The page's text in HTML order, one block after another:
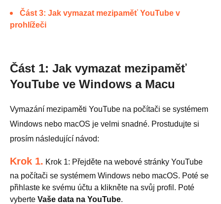
Část 3: Jak vymazat mezipaměť YouTube v
prohlížeči
Část 1: Jak vymazat mezipaměť
YouTube ve Windows a Macu
Vymazání mezipaměti YouTube na počítači se systémem
Windows nebo macOS je velmi snadné. Prostudujte si
prosím následující návod:
Krok 1. Krok 1: Přejděte na webové stránky YouTube
na počítači se systémem Windows nebo macOS. Poté se
přihlaste ke svému účtu a klikněte na svůj profil. Poté
vyberte Vaše data na YouTube.